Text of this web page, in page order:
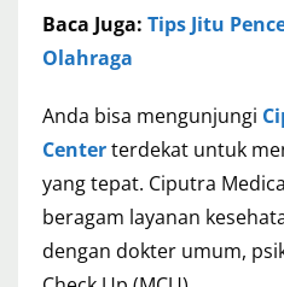
Baca Juga: Tips Jitu
Olahraga
Anda bisa mengunjungi
Centerterdekat untuk
yang tepat. Ciputra
beragam layanan
dengan dokter umum,